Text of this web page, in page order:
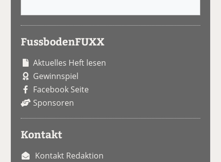
FussbodenFUXX
Aktuelles Heft lesen
Gewinnspiel
Facebook Seite
Sponsoren
Kontakt
Kontakt Redaktion